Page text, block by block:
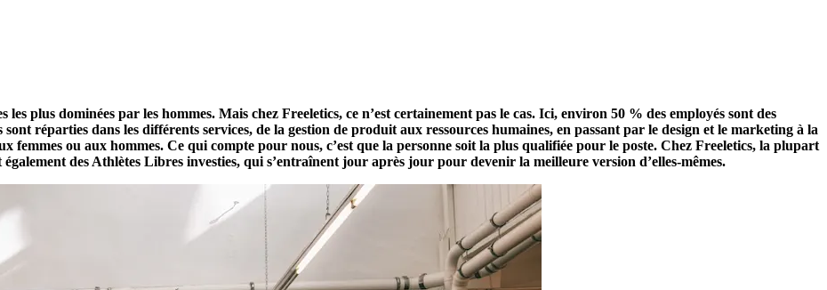
plus dominées par les hommes. Mais chez Freeletics, ce n’est certainement pas le cas. Ici, environ 50 % des employés sont des
sont réparties dans les différents services, de la gestion de produit aux ressources humaines, en passant par le design et le marketing à la
femmes ou aux hommes. Ce qui compte pour nous, c’est que la personne soit la plus qualifiée pour le poste. Chez Freeletics, la plupart
également des Athlètes Libres investies, qui s’entraînent jour après jour pour devenir la meilleure version d’elles-mêmes.